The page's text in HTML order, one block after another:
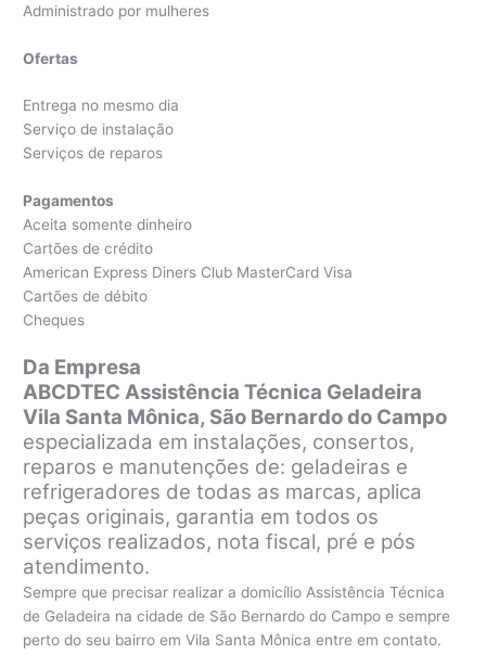
Administrado por mulheres
Ofertas
Entrega no mesmo dia
Serviço de instalação
Serviços de reparos
Pagamentos
Aceita somente dinheiro
Cartões de crédito
American Express Diners Club MasterCard Visa
Cartões de débito
Cheques
Da Empresa
ABCDTEC Assistência Técnica Geladeira
Vila Santa Mônica, São Bernardo do Campo
especializada em instalações, consertos,
reparos e manutenções de: geladeiras e
refrigeradores de todas as marcas, aplica
peças originais, garantia em todos os
serviços realizados, nota fiscal, pré e pós
atendimento.
Sempre que precisar realizar a domicílio Assistência Técnica
de Geladeira na cidade de São Bernardo do Campo e sempre
perto do seu bairro em Vila Santa Mônica entre em contato.